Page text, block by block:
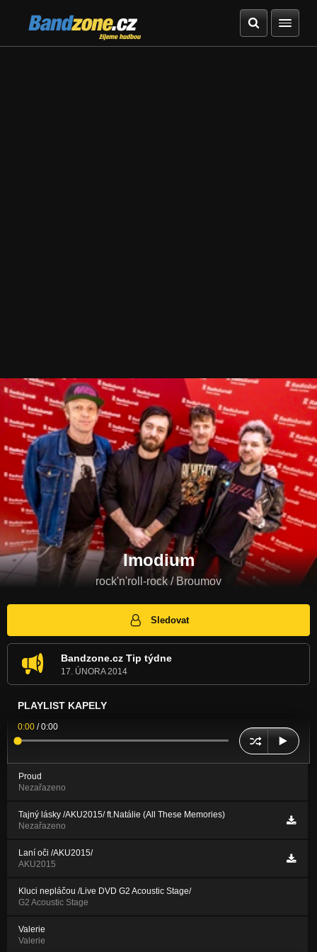
Bandzone.cz
žijeme hudbou
Imodium
rock'n'roll-rock / Broumov
Sledovat
Bandzone.cz Tip týdne
17. ÚNORA 2014
PLAYLIST KAPELY
0:00 /0:00
Proud
Nezařazeno
Tajný lásky /AKU2015/ ft.Natálie (All These Memories)
Nezařazeno
Laní oči /AKU2015/
AKU2015
Kluci nepláčou /Live DVD G2 Acoustic Stage/
G2 Acoustic Stage
Valerie
Valerie